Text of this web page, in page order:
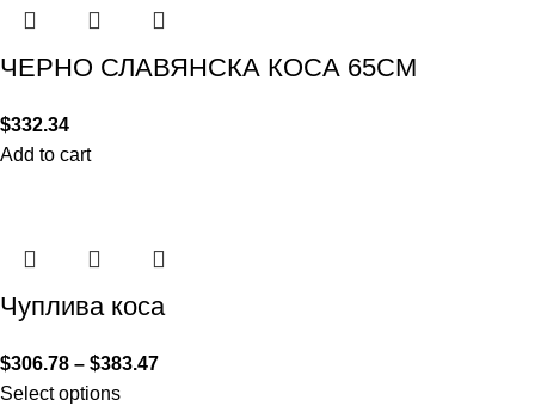
ЧЕРНО СЛАВЯНСКА КОСА 65СМ
$332.34
Add to cart
Чуплива коса
$306.78 – $383.47
Select options